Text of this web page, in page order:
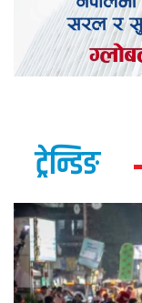
ट्रेन्डिङ